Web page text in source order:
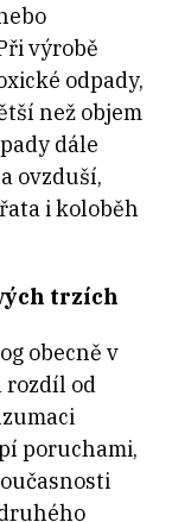
výrobě
odpady,
než objem
dále
ovzduší,
i koloběh
trzích
obecně v
rozdíl od
poruchami,